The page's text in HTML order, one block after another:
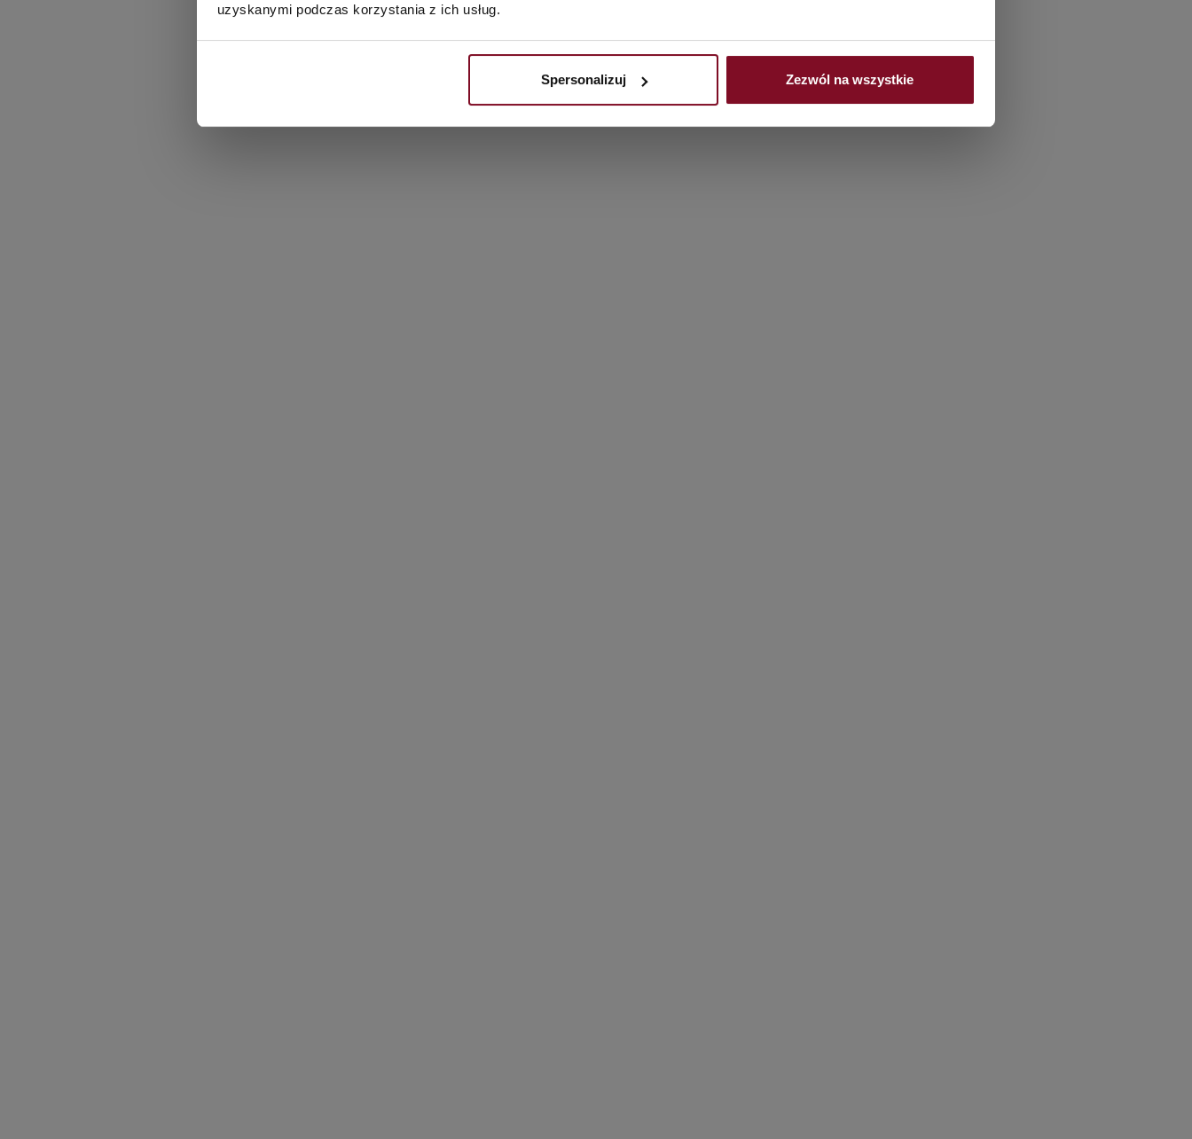
uzyskanymi podczas korzystania z ich usług.
Spersonalizuj Zezwól na wszystkie